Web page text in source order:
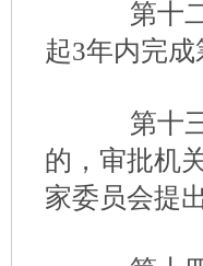
第十二
起3年内完
第十三
的，审批机
家委员会提